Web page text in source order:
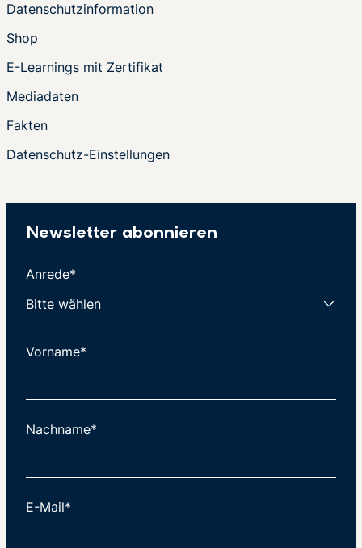
Datenschutzinformation
Shop
E-Learnings mit Zertifikat
Mediadaten
Fakten
Datenschutz-Einstellungen
Newsletter abonnieren
Anrede*
Vorname*
Nachname*
E-Mail*